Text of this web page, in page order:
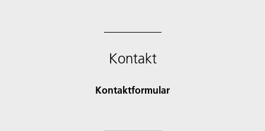
Kontakt
Kontaktformular